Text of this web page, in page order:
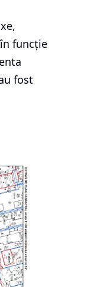
funcție
fost